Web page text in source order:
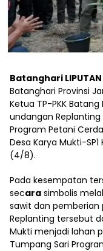
Batanghari LIPUTAN
Batanghari Provinsi
Ketua TP-PKK
undangan Replanting
Program Petani
Desa Karya Mukti-
(4/8).
Pada kesempatan
secara simbolis
sawit dan pemberian
Replanting tersebut
Mukti menjadi lahan
Tumpang Sari